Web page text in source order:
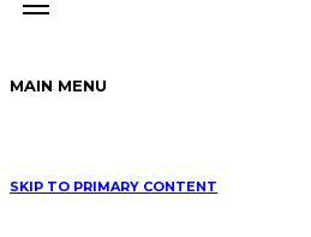
MAIN MENU
SKIP TO PRIMARY CONTENT